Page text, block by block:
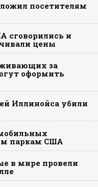
посетителям
сговорились и
цены
за
оформить
Иллинойса убили
паркам США
в мире провели